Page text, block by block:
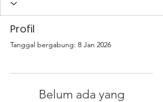
Profil
Tanggal bergabung: 8 Jan 2026
Belum ada yang